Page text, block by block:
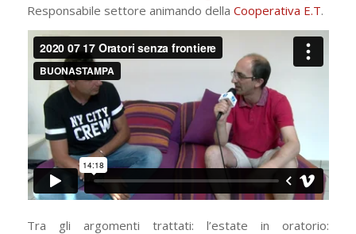
Responsabile settore animando della Cooperativa E.T.
Tra gli argomenti trattati: l’estate in oratorio: